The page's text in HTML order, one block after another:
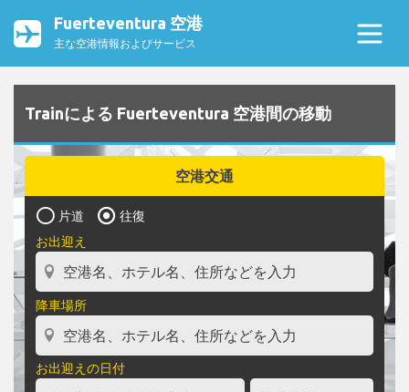
Fuerteventura 空港
主な空港情報およびサービス
Trainによる Fuerteventura 空港間の移動
空港交通
片道
往復
お出迎え
降車場所
お出迎えの日付